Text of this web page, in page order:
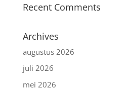
Recent Comments
Archives
augustus 2026
juli 2026
mei 2026